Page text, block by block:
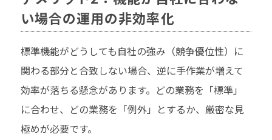
い場合の運用の非効率化
標準機能がどうしても自社の強み（競争優位性）に
関わる部分と合致しない場合、逆に手作業が増えて
効率が落ちる懸念があります。どの業務を「標準」
に合わせ、どの業務を「例外」とするか、厳密な見
極めが必要です。